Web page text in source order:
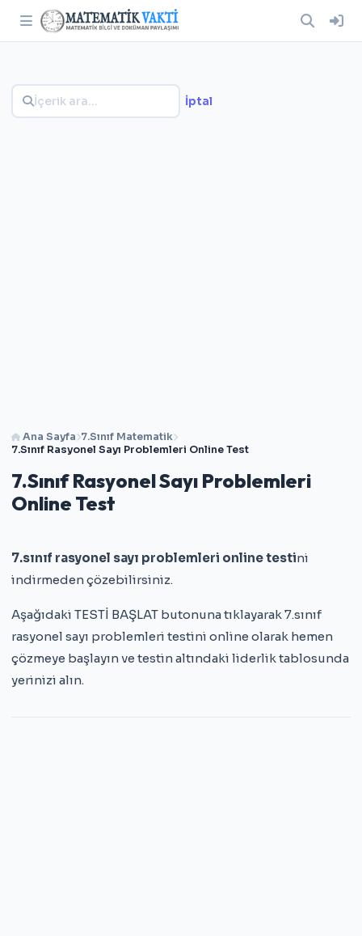
Ana Sayfa 7.Sınıf Matematik
7.Sınıf Rasyonel Sayı Problemleri Online Test
7.Sınıf Rasyonel Sayı Problemleri
Online Test
7.sınıf rasyonel sayı problemleri online testini
indirmeden çözebilirsiniz.
Aşağıdaki TESTİ BAŞLAT butonuna tıklayarak 7.sınıf
rasyonel sayı problemleri testini online olarak hemen
çözmeye başlayın ve testin altındaki liderlik tablosunda
yerinizi alın.
İptal